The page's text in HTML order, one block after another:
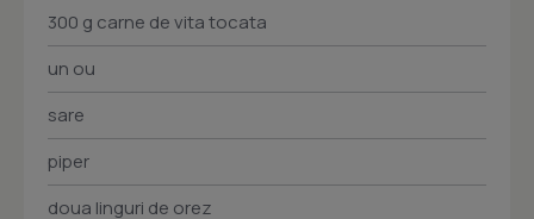
300 g carne de vita tocata
un ou
sare
piper
doua linguri de orez